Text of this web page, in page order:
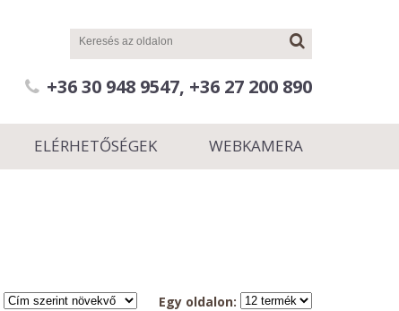
+36 30 948 9547, +36 27 200 890
ELÉRHETŐSÉGEK WEBKAMERA
Egy oldalon: